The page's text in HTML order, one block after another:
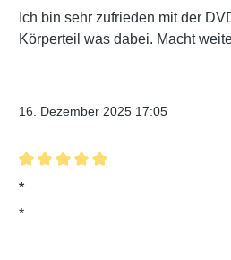
Ich bin sehr zufrieden mit der
Körperteil was dabei. Macht
16. Dezember 2025 17:05
Bewertung mit 5 von 5 Sternen
*
*